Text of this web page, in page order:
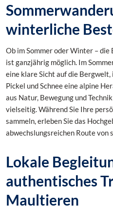
winterliche
Ob im Sommer oder Winter – die
ist ganzjährig möglich. Im
eine klare Sicht auf die
Pickel und Schnee eine alpine
aus Natur, Bewegung und
vielseitig. Während Sie Ihre
sammeln, erleben Sie das
abwechslungsreichen Route
Lokale
authentisches
Maultieren